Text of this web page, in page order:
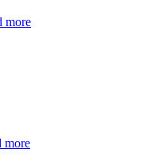
more
more